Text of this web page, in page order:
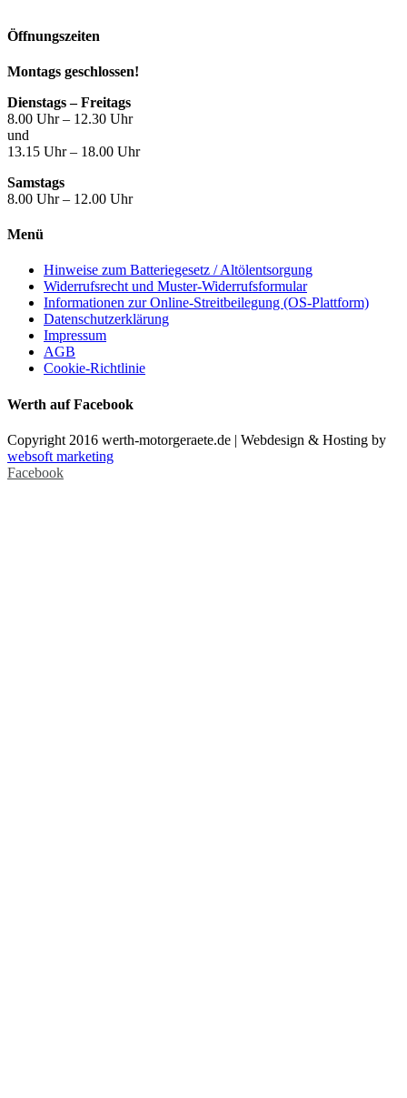
Öffnungszeiten
Montags geschlossen!
Dienstags – Freitags
8.00 Uhr – 12.30 Uhr
und
13.15 Uhr – 18.00 Uhr
Samstags
8.00 Uhr – 12.00 Uhr
Menü
Hinweise zum Batteriegesetz / Altölentsorgung
Widerrufsrecht und Muster-Widerrufsformular
Informationen zur Online-Streitbeilegung (OS-Plattform)
Datenschutzerklärung
Impressum
AGB
Cookie-Richtlinie
Werth auf Facebook
Copyright 2016 werth-motorgeraete.de | Webdesign & Hosting by
websoft marketing
Facebook